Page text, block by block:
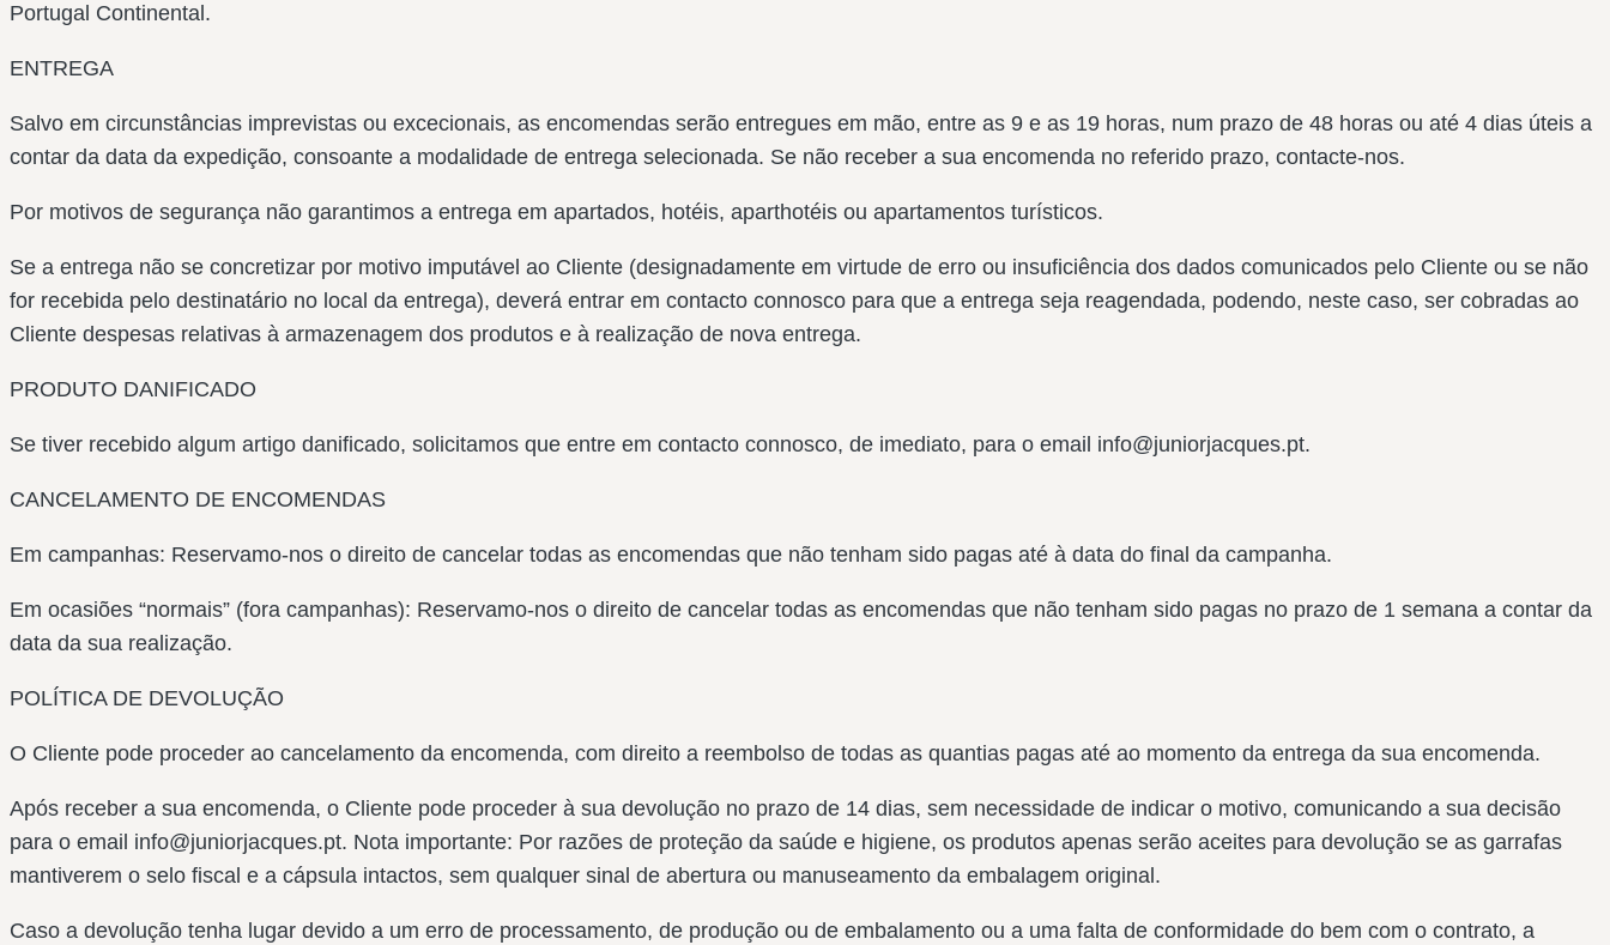
Portugal Continental.
ENTREGA
Salvo em circunstâncias imprevistas ou excecionais, as encomendas serão entregues em mão, entre as 9 e as 19 horas, num prazo de 48 horas ou até 4 dias úteis a
contar da data da expedição, consoante a modalidade de entrega selecionada. Se não receber a sua encomenda no referido prazo, contacte-nos.
Por motivos de segurança não garantimos a entrega em apartados, hotéis, aparthotéis ou apartamentos turísticos.
Se a entrega não se concretizar por motivo imputável ao Cliente (designadamente em virtude de erro ou insuficiência dos dados comunicados pelo Cliente ou se não
for recebida pelo destinatário no local da entrega), deverá entrar em contacto connosco para que a entrega seja reagendada, podendo, neste caso, ser cobradas ao
Cliente despesas relativas à armazenagem dos produtos e à realização de nova entrega.
PRODUTO DANIFICADO
Se tiver recebido algum artigo danificado, solicitamos que entre em contacto connosco, de imediato, para o email info@juniorjacques.pt.
CANCELAMENTO DE ENCOMENDAS
Em campanhas: Reservamo-nos o direito de cancelar todas as encomendas que não tenham sido pagas até à data do final da campanha.
Em ocasiões “normais” (fora campanhas): Reservamo-nos o direito de cancelar todas as encomendas que não tenham sido pagas no prazo de 1 semana a contar da
data da sua realização.
POLÍTICA DE DEVOLUÇÃO
O Cliente pode proceder ao cancelamento da encomenda, com direito a reembolso de todas as quantias pagas até ao momento da entrega da sua encomenda.
Após receber a sua encomenda, o Cliente pode proceder à sua devolução no prazo de 14 dias, sem necessidade de indicar o motivo, comunicando a sua decisão
para o email info@juniorjacques.pt. Nota importante: Por razões de proteção da saúde e higiene, os produtos apenas serão aceites para devolução se as garrafas
mantiverem o selo fiscal e a cápsula intactos, sem qualquer sinal de abertura ou manuseamento da embalagem original.
Caso a devolução tenha lugar devido a um erro de processamento, de produção ou de embalamento ou a uma falta de conformidade do bem com o contrato, a